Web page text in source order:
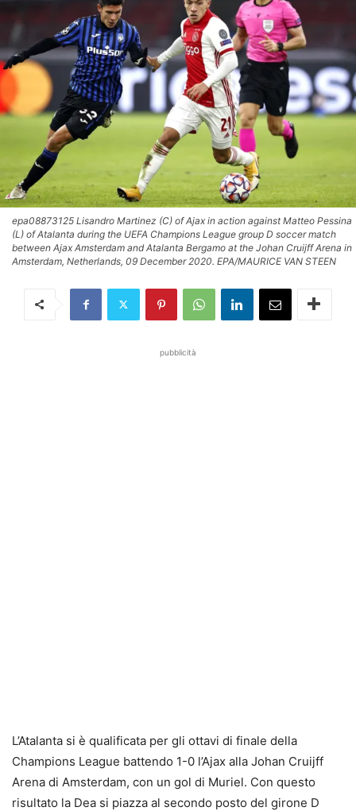
epa08873125 Lisandro Martinez (C) of Ajax in action against Matteo Pessina
(L) of Atalanta during the UEFA Champions League group D soccer match
between Ajax Amsterdam and Atalanta Bergamo at the Johan Cruijff Arena in
Amsterdam, Netherlands, 09 December 2020. EPA/MAURICE VAN STEEN
pubblicità
L’Atalanta si è qualificata per gli ottavi di finale della
Champions League battendo 1-0 l’Ajax alla Johan Cruijff
Arena di Amsterdam, con un gol di Muriel. Con questo
risultato la Dea si piazza al secondo posto del girone D